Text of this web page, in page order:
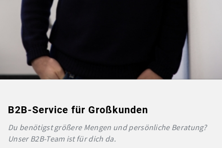
B2B-Service für Großkunden
Du benötigst größere Mengen und persönliche Beratung?
Unser B2B-Team ist für dich da.